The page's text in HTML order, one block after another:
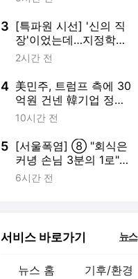
3 [특파원 시선] '신의 직
장'이었는데…지정학적
격변에 몸살앓는 EU집
2시간 전
4 美민주, 트럼프 측에 30
억원 건넨 韓기업 정조
준…"잠재적 뇌물"
10시간 전
5 [서울폭염] ⑧ "회식은
커녕 손님 3분의 1로"…
외식 줄고 배달늘어
6시간 전
서비스 바로가기 뉴스
뉴스 홈 기후/환경